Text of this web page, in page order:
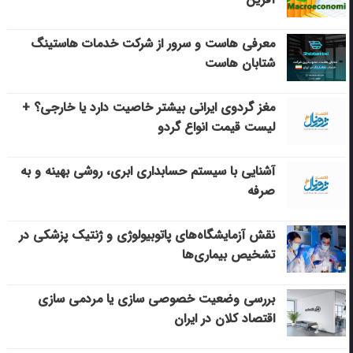
معرفی هاست و سرور از شرکت خدمات هاستینگ
شتابان هاست
مغز گردوی ایرانی بیشتر خاصیت دارد یا خارجی؟ +
لیست قیمت انواع گردو
آشنایی با سیستم حسابداری ابری، روشی بهینه و به
صرفه
نقش آزمایشگاه‌های پاتوبیولوژی و ژنتیک پزشکی در
تشخیص بیماری‌ها
بررسی وضعیت خصوصی سازی یا مردمی سازی
اقتصاد کلان در ایران